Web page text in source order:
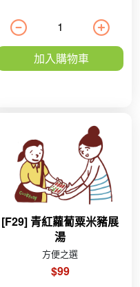
加入購物車
[F29] 青紅蘿蔔粟米豬展
湯
方便之選
$99